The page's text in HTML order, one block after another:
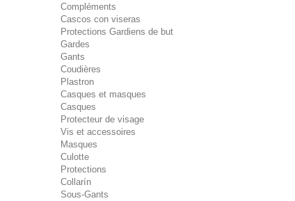
Compléments
Cascos con viseras
Protections Gardiens de but
Gardes
Gants
Coudières
Plastron
Casques et masques
Casques
Protecteur de visage
Vis et accessoires
Masques
Culotte
Protections
Collarín
Sous-Gants